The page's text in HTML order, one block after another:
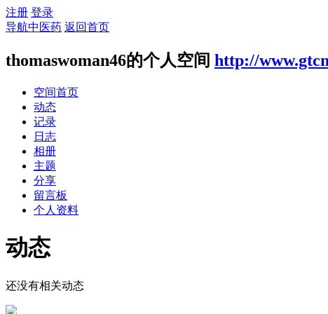
注册 登录
导航中医药 返回首页
thomaswoman46的个人空间 http://
空间首页
动态
记录
日志
相册
主题
分享
留言板
个人资料
动态
还没有相关动态